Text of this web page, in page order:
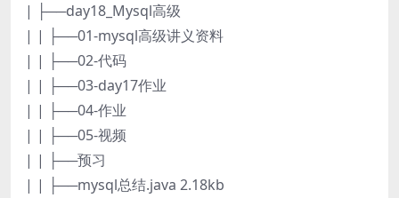
| ├──day18_Mysql高级
| | ├──01-mysql高级讲义资料
| | ├──02-代码
| | ├──03-day17作业
| | ├──04-作业
| | ├──05-视频
| | ├──预习
| | ├──mysql总结.java 2.18kb